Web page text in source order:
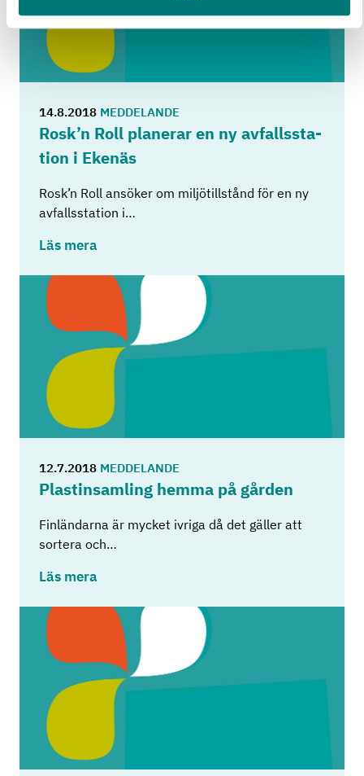
14.8.2018 MEDDELANDE
Rosk’n Roll pla­ne­rar en ny av­falls­sta­
tion i Eke­näs
Rosk’n Roll ansöker om miljötillstånd för en ny
avfallsstation i…
Läs mera
12.7.2018 MEDDELANDE
Plastin­sam­ling hemma på går­den
Finländarna är mycket ivriga då det gäller att
sortera och…
Läs mera